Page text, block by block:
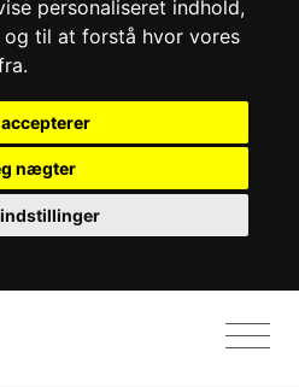
personaliseret indhold,
og til at forstå hvor vores
nægter